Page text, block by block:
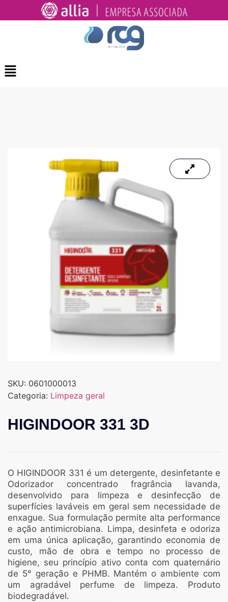
SKU: 0601000013
Categoria: Limpeza geral
HIGINDOOR 331 3D
O HIGINDOOR 331 é um detergente, desinfetante e
Odorizador concentrado fragrância lavanda,
desenvolvido para limpeza e desinfecção de
superfícies laváveis em geral sem necessidade de
enxague. Sua formulação permite alta performance
e ação antimicrobiana. Limpa, desinfeta e odoriza
em uma única aplicação, garantindo economia de
custo, mão de obra e tempo no processo de
higiene, seu princípio ativo conta com quaternário
de 5° geração e PHMB. Mantém o ambiente com
um agradável perfume de limpeza. Produto
biodegradável.